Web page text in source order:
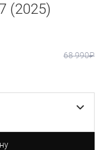
(2025)
68 990₽